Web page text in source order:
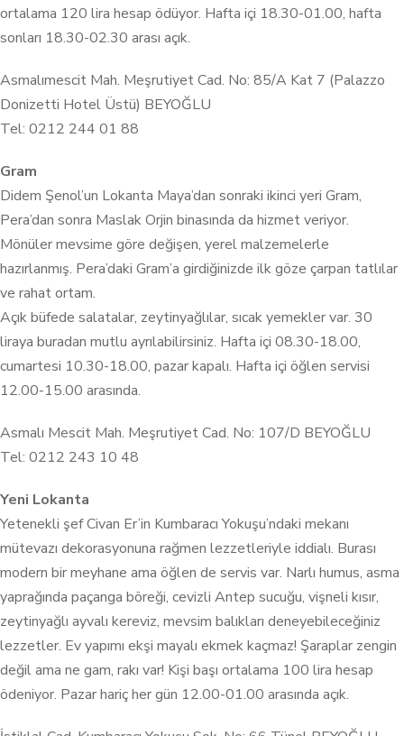
ortalama 120 lira hesap ödüyor. Hafta içi 18.30-01.00, hafta
sonları 18.30-02.30 arası açık.
Asmalımescit Mah. Meşrutiyet Cad. No: 85/A Kat 7 (Palazzo
Donizetti Hotel Üstü) BEYOĞLU
Tel: 0212 244 01 88
Gram
Didem Şenol’un Lokanta Maya’dan sonraki ikinci yeri Gram,
Pera’dan sonra Maslak Orjin binasında da hizmet veriyor.
Mönüler mevsime göre değişen, yerel malzemelerle
hazırlanmış. Pera’daki Gram’a girdiğinizde ilk göze çarpan tatlılar
ve rahat ortam.
Açık büfede salatalar, zeytinyağlılar, sıcak yemekler var. 30
liraya buradan mutlu ayrılabilirsiniz. Hafta içi 08.30-18.00,
cumartesi 10.30-18.00, pazar kapalı. Hafta içi öğlen servisi
12.00-15.00 arasında.
Asmalı Mescit Mah. Meşrutiyet Cad. No: 107/D BEYOĞLU
Tel: 0212 243 10 48
Yeni Lokanta
Yetenekli şef Civan Er’in Kumbaracı Yokuşu’ndaki mekanı
mütevazı dekorasyonuna rağmen lezzetleriyle iddialı. Burası
modern bir meyhane ama öğlen de servis var. Narlı humus, asma
yaprağında paçanga böreği, cevizli Antep sucuğu, vişneli kısır,
zeytinyağlı ayvalı kereviz, mevsim balıkları deneyebileceğiniz
lezzetler. Ev yapımı ekşi mayalı ekmek kaçmaz! Şaraplar zengin
değil ama ne gam, rakı var! Kişi başı ortalama 100 lira hesap
ödeniyor. Pazar hariç her gün 12.00-01.00 arasında açık.